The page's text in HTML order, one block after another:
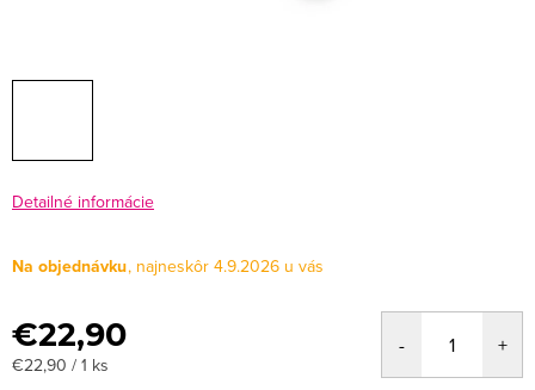
Detailné informácie
Na objednávku 4.9.2026
€22,90
Jednotková
€22,90 / 1 ks